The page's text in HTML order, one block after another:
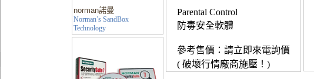
norman諾曼
Norman’s SandBox
Technology
Parental Control
防毒安全軟體
參考售價：請立即來電詢價
( 破壞行情廠商施壓！)